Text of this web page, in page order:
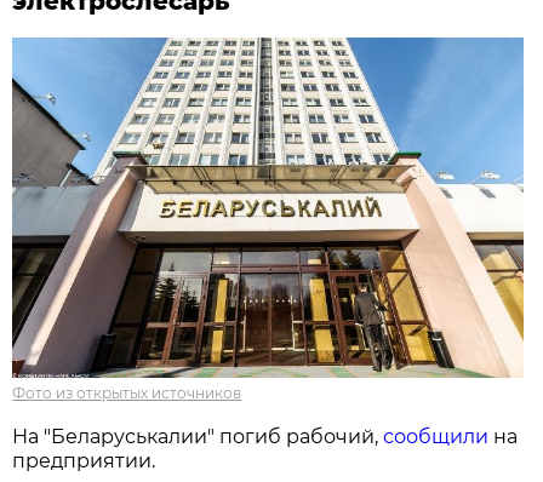
Фото из открытых источников
На "Беларуськалии" погиб рабочий,сообщили на
предприятии.